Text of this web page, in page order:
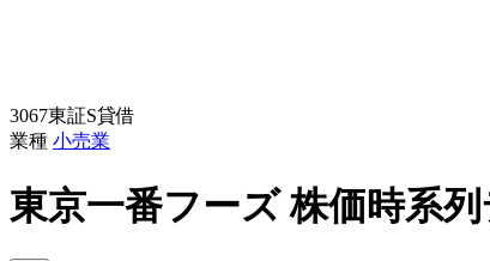
3067東証S貸借
業種 小売業
東京一番フーズ株価時系列